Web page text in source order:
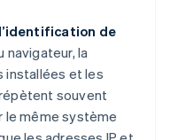
de
navigateur, la
installées et les
souvent
le même système